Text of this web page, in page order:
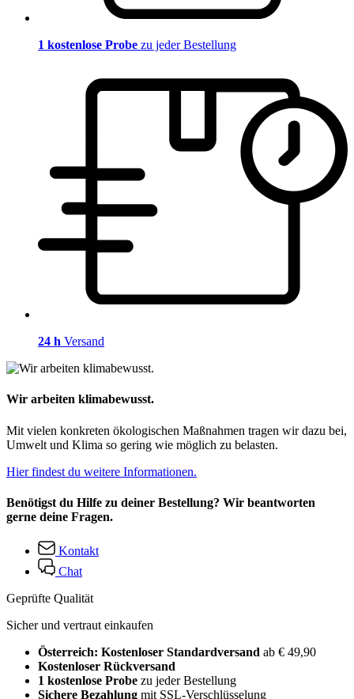
1 kostenlose Probe zu jeder Bestellung
24 h Versand
Wir arbeiten klimabewusst.
Mit vielen konkreten ökologischen Maßnahmen tragen wir dazu bei,
Umwelt und Klima so gering wie möglich zu belasten.
Hier findest du weitere Informationen.
Benötigst du Hilfe zu deiner Bestellung? Wir beantworten
gerne deine Fragen.
Kontakt
Chat
Geprüfte Qualität
Sicher und vertraut einkaufen
Österreich: Kostenloser Standardversand ab € 49,90
Kostenloser Rückversand
1 kostenlose Probe zu jeder Bestellung
Sichere Bezahlung mit SSL-Verschlüsselung